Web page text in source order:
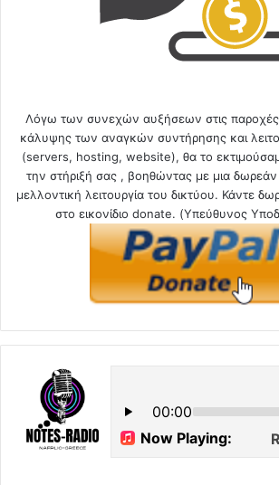
Λόγω των συνεχών αυξήσεων στις
κάλυψης των αναγκών συντήρησης και
(servers, hosting, website), θα το
την στήριξή σας , βοηθώντας με μια δωρεάν
μελλοντική λειτουργία του δικτύου. Κάντε
στο εικονίδιο donate. (Υπεύθυνος